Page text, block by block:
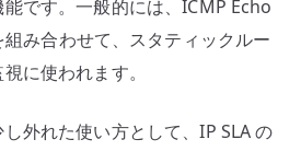
です。一般的には、ICMP Echo
み合わせて、スタティックルー
に使われます。
外れた使い方として、IP SLA の